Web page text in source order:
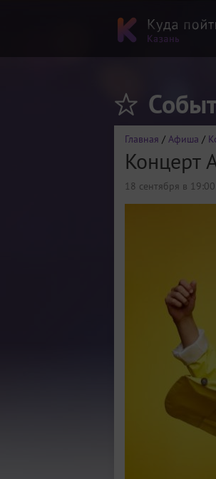
Главная / Афиша /
Концерт
18 сентября в 19:00